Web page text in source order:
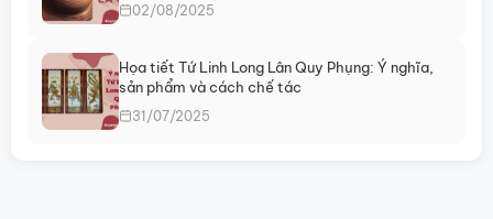
02/08/2025
Họa tiết Tứ Linh Long Lân Quy Phụng: Ý nghĩa,
sản phẩm và cách chế tác
31/07/2025